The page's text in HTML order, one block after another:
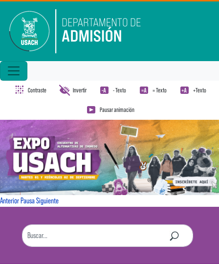
Contraste Invertir - Texto = Texto +Texto
Pausar animación
AnteriorPausaSiguiente